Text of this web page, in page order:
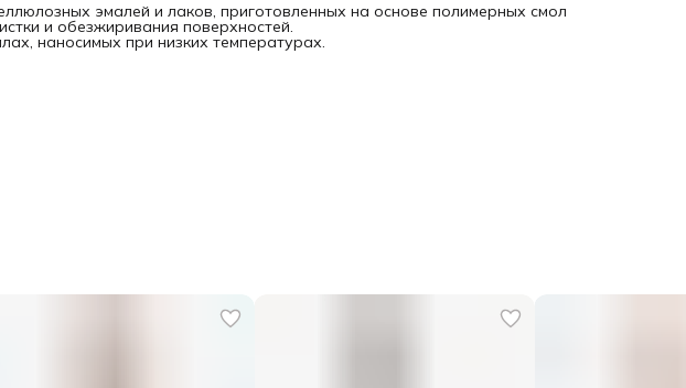
эмалей и лаков, приготовленных на основе полимерных смол
и обезжиривания поверхностей.
наносимых при низких температурах.